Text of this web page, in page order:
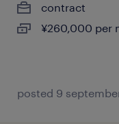
contract
¥260,000 per
posted 9